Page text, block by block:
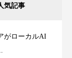
気記事
がローカルAI